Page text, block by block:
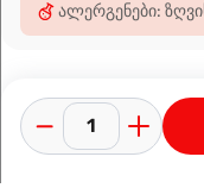
ალერგენები: